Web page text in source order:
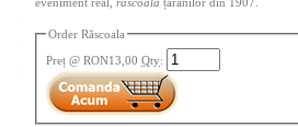
Order Răscoala
Preț @ RON13,00 Qty: